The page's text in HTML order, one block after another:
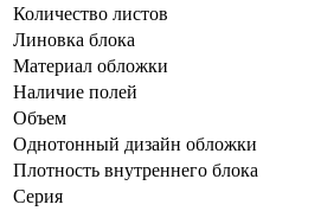
Количество листов
Линовка блока
Материал обложки
Наличие полей
Объем
Однотонный дизайн обложки
Плотность внутреннего блока
Серия